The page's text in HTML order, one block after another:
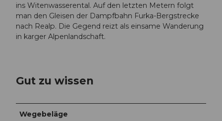
ins Witenwasserental. Auf den letzten Metern folgt
man den Gleisen der Dampfbahn Furka-Bergstrecke
nach Realp. Die Gegend reizt als einsame Wanderung
in karger Alpenlandschaft.
Gut zu wissen
Wegebeläge